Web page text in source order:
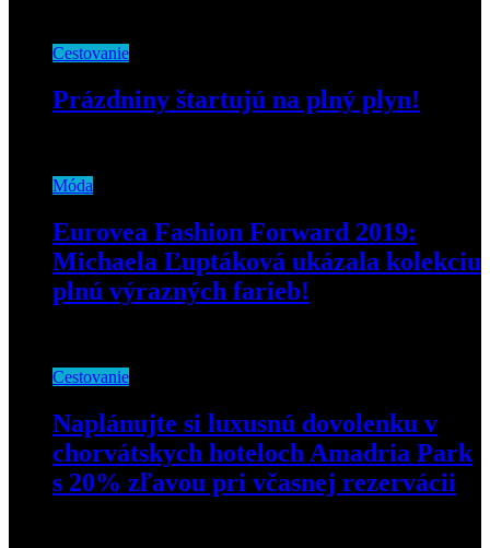
Cestovanie
Prázdniny štartujú na plný plyn!
Móda
Eurovea Fashion Forward 2019:
Michaela Ľuptáková ukázala kolekciu
plnú výrazných farieb!
Cestovanie
Naplánujte si luxusnú dovolenku v
chorvátskych hoteloch Amadria Park
s 20% zľavou pri včasnej rezervácii